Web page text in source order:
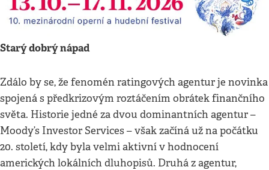
Starý dobrý nápad
Zdálo by se, že fenomén ratingových agentur je novinka
spojená s předkrizovým roztáčením obrátek finančního
světa. Historie jedné za dvou dominantních agentur –
Moody’s Investor Services – však začíná už na počátku
20. století, kdy byla velmi aktivní v hodnocení
amerických lokálních dluhopisů. Druhá z agentur,